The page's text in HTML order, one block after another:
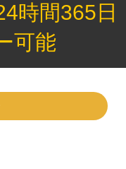
時間365日
可能